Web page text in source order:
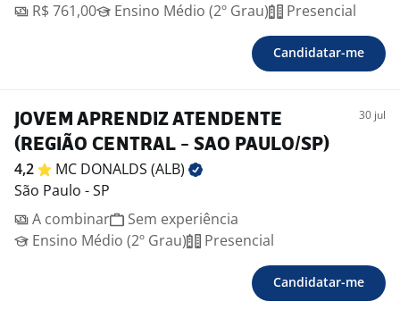
R$ 761,00
Ensino Médio (2º Grau) Presencial
Candidatar-me
JOVEM APRENDIZ ATENDENTE
(REGIÃO CENTRAL - SAO PAULO/SP)
30 jul
4,2 MC DONALDS (ALB)
São Paulo - SP
A combinar
Sem experiência
Ensino Médio (2º Grau)
Presencial
Candidatar-me